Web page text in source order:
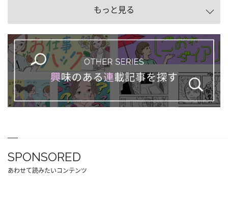
もっと見る
SPONSORED
あわせて読みたいコンテンツ